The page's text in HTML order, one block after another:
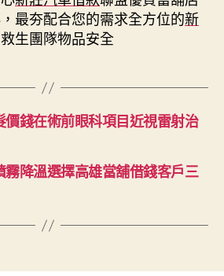
最夯配合您的需求全方位的新
生團隊物品安全
價錢在術前眼科項目近視雷射治
霧降溫選擇高雄當舖借錢客戶三